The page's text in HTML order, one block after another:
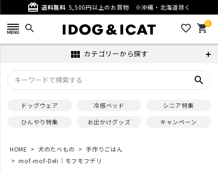
card_giftcard 送料無料 5,500円以上のお買物 ※沖縄・北海道除く
search favorite_outline 0
shopping_cart
view_module カテゴリーから探す
search
ドッグウェア 冷感ベッド
シニア特集
ひんやり特集
お出かけグッズ キャンペーン
HOME 犬のたべもの
手作りごはん
mof-mof-Deli｜モフモフデリ